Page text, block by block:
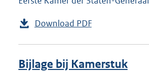
Download PDF
Bijlage bij Kamerstuk